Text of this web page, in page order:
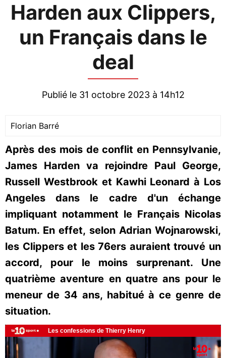
Harden aux Clippers,
un Français dans le
deal
Publié le 31 octobre 2023 à 14h12
Florian Barré
Après des mois de conflit en Pennsylvanie,
James Harden va rejoindre Paul George,
Russell Westbrook et Kawhi Leonard à Los
Angeles dans le cadre d'un échange
impliquant notamment le Français Nicolas
Batum. En effet, selon Adrian Wojnarowski,
les Clippers et les 76ers auraient trouvé un
accord, pour le moins surprenant. Une
quatrième aventure en quatre ans pour le
meneur de 34 ans, habitué à ce genre de
situation.